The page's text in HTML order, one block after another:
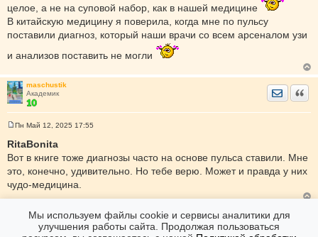
целое, а не на суповой набор, как в нашей медицине
В китайскую медицину я поверила, когда мне по пульсу
поставили диагноз, который наши врачи со всем арсеналом узи
и анализов поставить не могли
maschustik
Академик
о
о
б
е
н
и
е
Пн Май 12, 2025 17:55
RitaBonita
Вот в книге тоже диагнозы часто на основе пульса ставили. Мне
это, конечно, удивительно. Но тебе верю. Может и правда у них
чудо-медицина.
Форумы Дневники Дневник еврейской мамочки
Мы используем файлы cookie и сервисы аналитики для
улучшения работы сайта. Продолжая пользоваться